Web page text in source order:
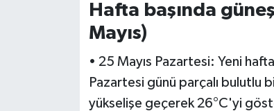
Hafta başında
Mayıs)
• 25 Mayıs Pazartesi: Yeni
Pazartesi günü parçalı
yükselişe geçerek 26°C'yi